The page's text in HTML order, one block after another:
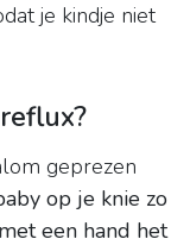
je kindje niet
geprezen
op je knie zo
een hand het